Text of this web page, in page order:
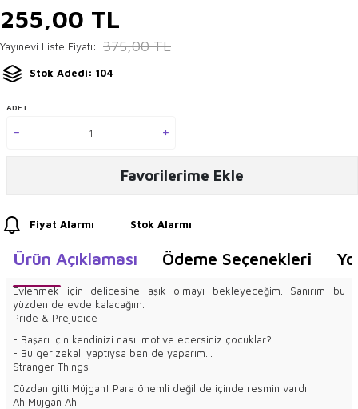
255,00 TL
Yayınevi Liste Fiyatı: 375,00TL
Stok Adedi: 104
ADET
Favorilerime Ekle
Fiyat Alarmı Stok Alarmı
Ürün Açıklaması Ödeme Seçenekleri
Evlenmek için delicesine aşık olmayı bekleyeceğim. Sanırım bu
yüzden de evde kalacağım.
Pride & Prejudice
- Başarı için kendinizi nasıl motive edersiniz çocuklar?
- Bu gerizekalı yaptıysa ben de yaparım…
Stranger Things
Cüzdan gitti Müjgan! Para önemli değil de içinde resmin vardı.
Ah Müjgan Ah